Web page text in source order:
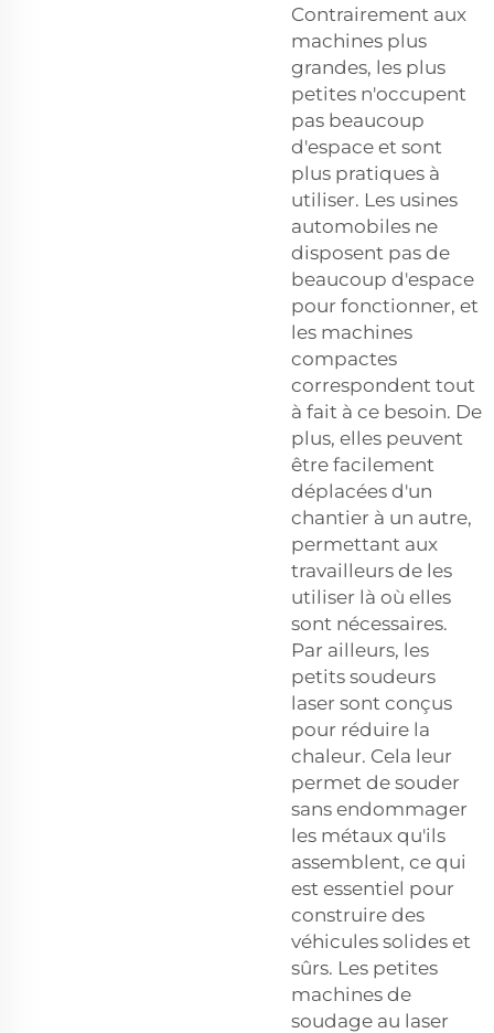
Contrairement aux
machines plus
grandes, les plus
petites n'occupent
pas beaucoup
d'espace et sont
plus pratiques à
utiliser. Les usines
automobiles ne
disposent pas de
beaucoup d'espace
pour fonctionner, et
les machines
compactes
correspondent tout
à fait à ce besoin. De
plus, elles peuvent
être facilement
déplacées d'un
chantier à un autre,
permettant aux
travailleurs de les
utiliser là où elles
sont nécessaires.
Par ailleurs, les
petits soudeurs
laser sont conçus
pour réduire la
chaleur. Cela leur
permet de souder
sans endommager
les métaux qu'ils
assemblent, ce qui
est essentiel pour
construire des
véhicules solides et
sûrs. Les petites
machines de
soudage au laser